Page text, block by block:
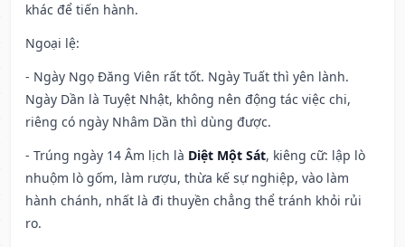
khác để tiến hành.
Ngoại lệ:
- Ngày Ngọ Đăng Viên rất tốt. Ngày Tuất thì yên lành.
Ngày Dần là Tuyệt Nhật, không nên động tác việc chi,
riêng có ngày Nhâm Dần thì dùng được.
- Trúng ngày 14 Âm lịch là Diệt Một Sát, kiêng cữ: lập lò
nhuộm lò gốm, làm rượu, thừa kế sự nghiệp, vào làm
hành chánh, nhất là đi thuyền chẳng thể tránh khỏi rủi
ro.